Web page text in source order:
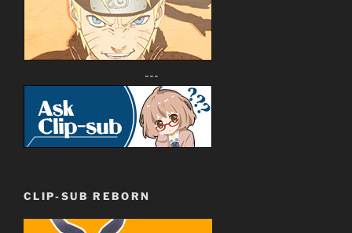
---
CLIP-SUB REBORN